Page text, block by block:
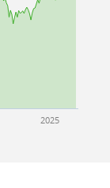
2025